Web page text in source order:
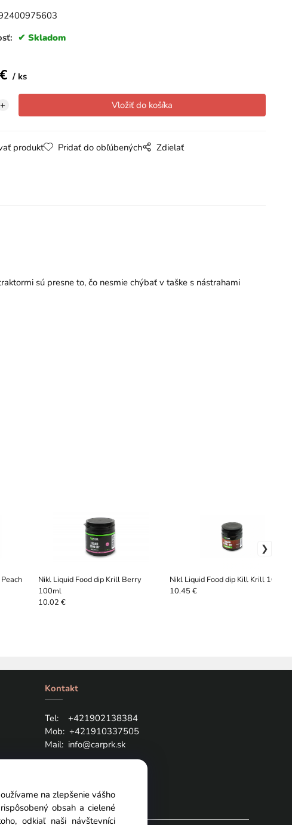
Skladom
ks
produkt Pridať do obľúbených Zdielať
sú presne to, čo nesmie chýbať v taške s nástrahami
Nikl Liquid Food dip Krill Berry
100ml
10.02 €
Nikl Liquid Food dip Kill Krill 100ml
10.45 €
Kontakt
Tel: +421902138384
Mob: +421910337505
Mail: info@carprk.sk
na zlepšenie vášho
obsah a cielené
odkiaľ naši návštevníci